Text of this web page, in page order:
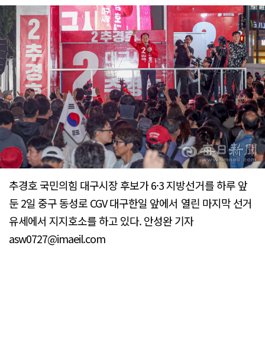
추경호 국민의힘 대구시장 후보가 6·3 지방선거를 하루 앞
둔 2일 중구 동성로 CGV 대구한일 앞에서 열린 마지막 선거
유세에서 지지호소를 하고 있다. 안성완 기자
asw0727@imaeil.com